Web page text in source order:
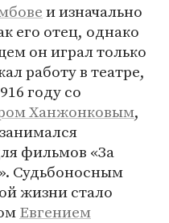
и изначально
его отец, однако
он играл только
работу в театре,
году со
Ханжонковым,
фильмов «За
Судьбоносным
жизни стало
Евгением